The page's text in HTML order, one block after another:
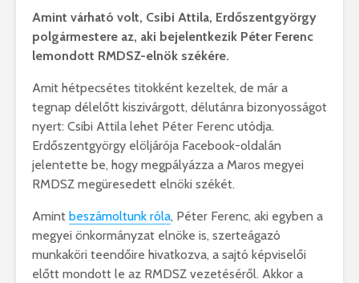
Amint várható volt, Csibi Attila, Erdőszentgyörgy
polgármestere az, aki bejelentkezik Péter Ferenc
lemondott RMDSZ-elnök székére.
Amit hétpecsétes titokként kezeltek, de már a
tegnap délelőtt kiszivárgott, délutánra bizonyosságot
nyert: Csibi Attila lehet Péter Ferenc utódja.
Erdőszentgyörgy elöljárója Facebook-oldalán
jelentette be, hogy megpályázza a Maros megyei
RMDSZ megüresedett elnöki székét.
Amint beszámoltunk róla, Péter Ferenc, aki egyben a
megyei önkormányzat elnöke is, szerteágazó
munkaköri teendőire hivatkozva, a sajtó képviselői
előtt mondott le az RMDSZ vezetéséről. Akkor a